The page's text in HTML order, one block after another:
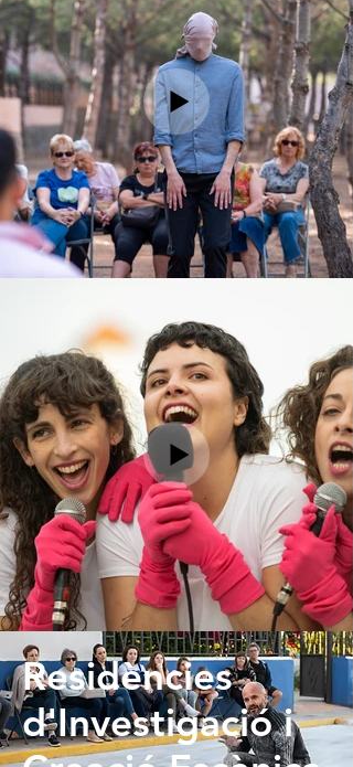
Residències
d'Investigació i